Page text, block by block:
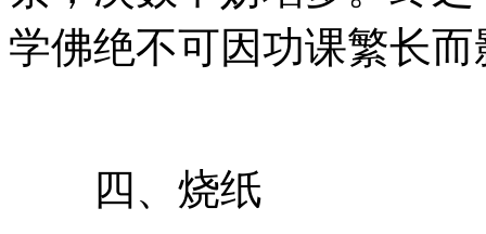
学佛绝不可因功课繁长
四、烧纸